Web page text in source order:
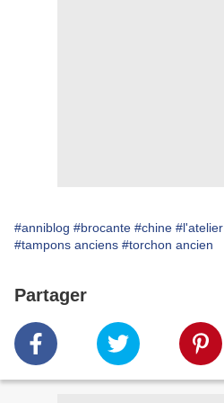
#anniblog #brocante #chine #l'atelier
#tampons anciens #torchon ancien
Partager